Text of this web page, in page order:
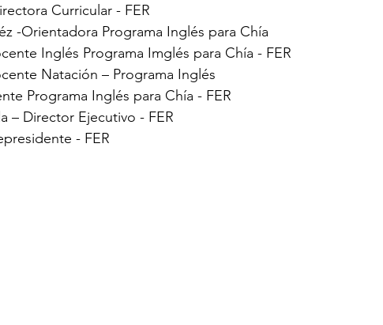
Curricular - FER
-Orientadora Programa Inglés para Chía
Inglés Programa Imglés para Chía - FER
Natación – Programa Inglés
Programa Inglés para Chía - FER
– Director Ejecutivo - FER
- FER